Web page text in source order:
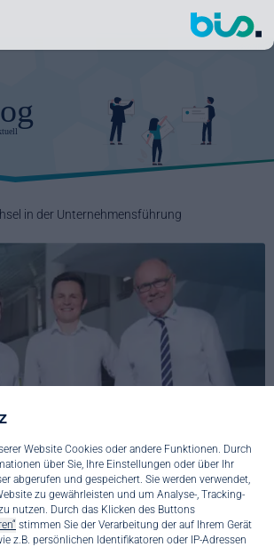
Website Cookies oder andere Funktionen. Durch
über Sie, Ihre Einstellungen oder über Ihr
abgerufen und gespeichert. Sie werden verwendet,
zu gewährleisten und um Analyse-, Tracking-
nutzen. Durch das Klicken des Buttons
stimmen Sie der Verarbeitung der auf Ihrem Gerät
z.B. persönlichen Identifikatoren oder IP-Adressen
in der Unternehmensführung
in der